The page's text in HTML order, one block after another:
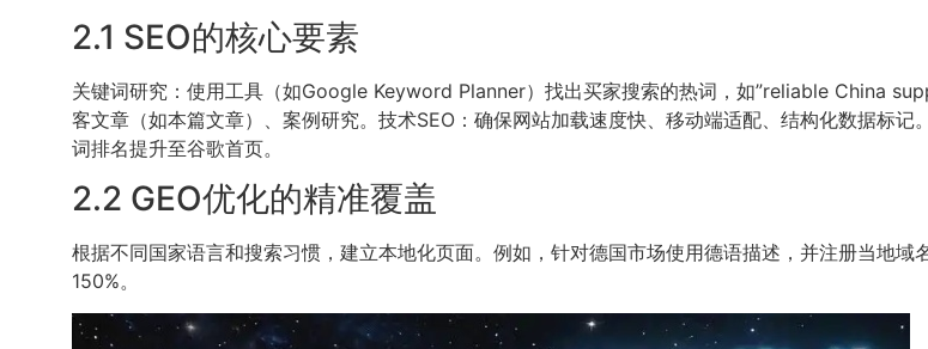
2.1 SEO的核心要素
关键词研究：使用工具（如Google Keyword Planner）找出买家搜索的热词，如”reliable China
客文章（如本篇文章）、案例研究。技术SEO：确保网站加载速度快、移动端适配、结构化数据标
词排名提升至谷歌首页。
2.2 GEO优化的精准覆盖
根据不同国家语言和搜索习惯，建立本地化页面。例如，针对德国市场使用德语描述，并注册当地
150%。